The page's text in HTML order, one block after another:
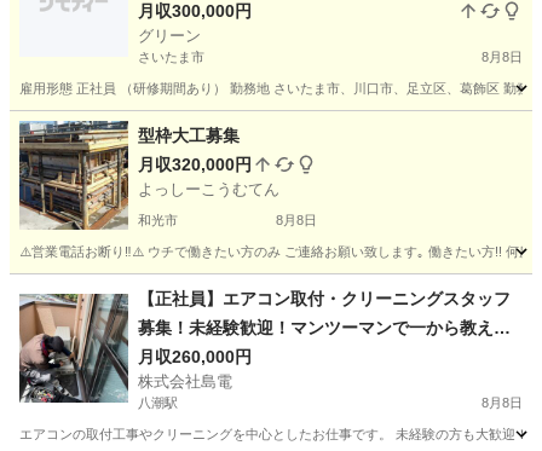
物好きの方必見☆庭師☆造園☆やる気さえあれば
未経験からでもOK！！女性でもOK！！やりがい
あります！！
月収300,000円
グリーン
さいたま市 8月8日
雇用形態 正社員 （研修期間あり） 勤務地 さいたま市、川口市、足立区、葛飾区 勤
埼玉 さいたま市 その他
型枠大工募集
月収320,000円
よっしーこうむてん
和光市 8月8日
⚠️営業電話お断り‼️⚠️ ウチで働きたい方のみ ご連絡お願い致します｡ 働きたい方!! 何
大工 型枠
【正社員】エアコン取付・クリーニングスタッフ
募集！未経験歓迎！マンツーマンで一から教えま
す！
月収260,000円
株式会社島電
八潮駅 8月8日
エアコンの取付工事やクリーニングを中心としたお仕事です。 未経験の方も大歓迎